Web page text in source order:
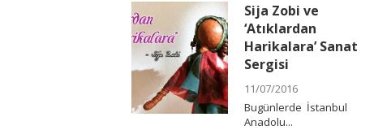
Sija Zobi ve
‘Atıklardan
Harikalara’ Sanat
Sergisi
11/07/2016
Bugünlerde İstanbul
Anadolu...